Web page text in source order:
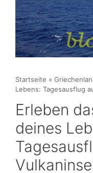
Startseite »
Lebens: Tagesausflug
Erleben
deines